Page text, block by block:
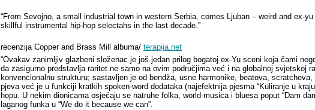
“From Sevojno, a small industrial town in western Serbia, comes Ljuban – weird and ex-
skillful instrumental hip-hop selectahs in the last decade.”
recenzija Copper and Brass Mill albuma/ terapija.net
“Ovakav zanimljiv glazbeni složenac je još jedan prilog bogatoj ex-Yu sceni koja čami
da zasigurno predstavlja raritet ne samo na ovim područjima već i na globalnoj svjetskoj
konvencionalnu strukturu; sastavljen je od bendža, usne harmonike, beatova,
pjeva već je u funkciji kratkih spoken-word dodataka (najefektnija pjesma “Kuliranje u
hopu. U nekim dionicama osjećaju se natruhe folka, world-musica i bluesa poput “Dam
laganog funka u “We do it because we can”.